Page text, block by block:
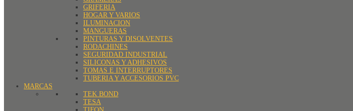
GRIFERIA
HOGAR Y VARIOS
ILUMINACION
MANGUERAS
PINTURAS Y DISOLVENTES
RODACHINES
SEGURIDAD INDUSTRIAL
SILICONAS Y ADHESIVOS
TOMAS E INTERRUPTORES
TUBERIA Y ACCESORIOS PVC
MARCAS
TEK BOND
TESA